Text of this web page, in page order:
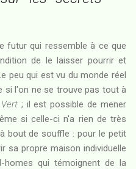
futur qui ressemble à ce que
de le laisser pourrir et
peu qui est vu du monde réel
si l'on ne se trouve pas tout à
; il est possible de mener
si celle-ci n'a rien de très
bout de souffle : pour le petit
sa propre maison individuelle
qui témoignent de la